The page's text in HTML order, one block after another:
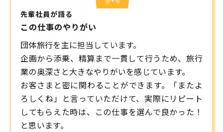
先輩社員が語る
この仕事のやりがい
団体旅行を主に担当しています。
企画から添乗、精算まで一貫して行うため、旅行
業の奥深さと大きなやりがいを感じています。
お客さまと密に関わることができます。「またよ
ろしくね」と言っていただけて、実際にリピート
してもらえた時は、この仕事を選んで良かった！
と思います。